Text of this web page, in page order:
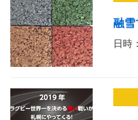
融雪
日時